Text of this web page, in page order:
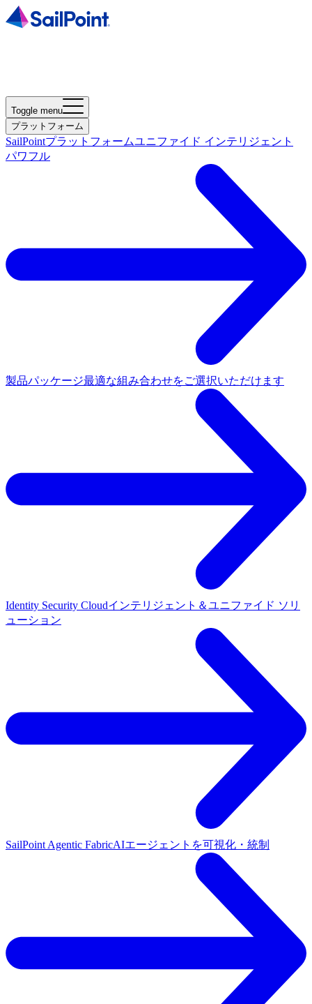
Toggle menu
プラットフォーム
SailPointプラットフォームユニファイド インテリジェント
パワフル
製品パッケージ最適な組み合わせをご選択いただけます
Identity Security Cloudインテリジェント＆ユニファイド ソリ
ューション
SailPoint Agentic FabricAIエージェントを可視化・統制